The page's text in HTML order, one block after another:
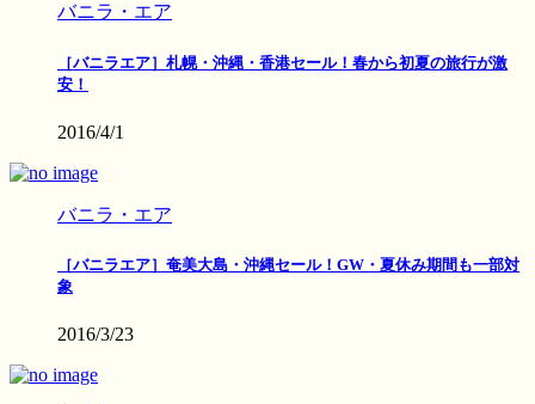
バニラ・エア
［バニラエア］札幌・沖縄・香港セール！春から初夏の旅行が激
安！
2016/4/1
バニラ・エア
［バニラエア］奄美大島・沖縄セール！GW・夏休み期間も一部対
象
2016/3/23